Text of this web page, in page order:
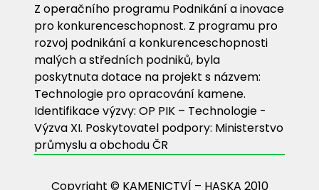
Z operačního programu Podnikání a inovace
pro konkurenceschopnost. Z programu pro
rozvoj podnikání a konkurenceschopnosti
malých a středních podniků, byla
poskytnuta dotace na projekt s názvem:
Technologie pro opracování kamene.
Identifikace výzvy: OP PIK – Technologie -
Výzva XI. Poskytovatel podpory: Ministerstvo
průmyslu a obchodu ČR
Copyright © KAMENICTVÍ – HASKA 2010